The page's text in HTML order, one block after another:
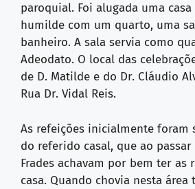
paroquial. Foi alugada uma
humilde com um quarto, uma
banheiro. A sala servia como
Adeodato. O local das
de D. Matilde e do Dr. Cláudio
Rua Dr. Vidal Reis.
As refeições inicialmente foram
do referido casal, que ao
Frades achavam por bem ter as
casa. Quando chovia nesta área